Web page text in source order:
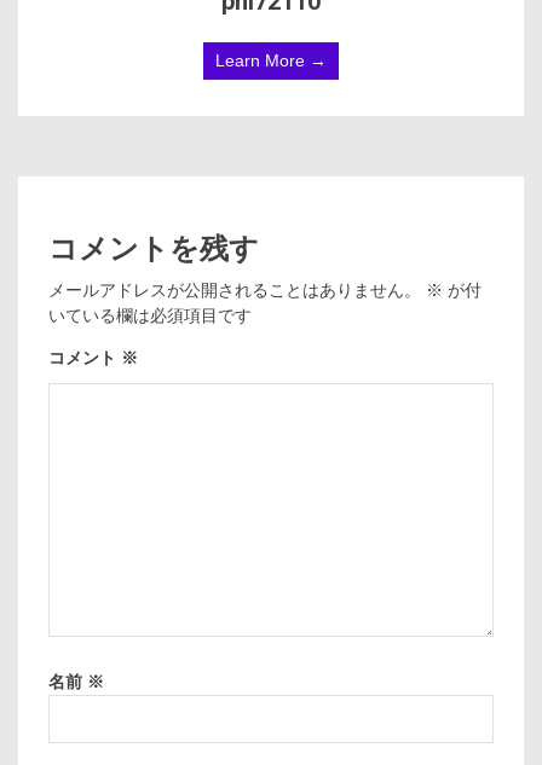
Learn More →
コメントを残す
メールアドレスが公開されることはありません。 ※ が付
いている欄は必須項目です
コメント ※
名前 ※